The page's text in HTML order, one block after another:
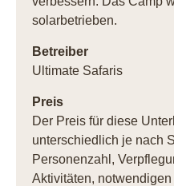
solarbetrieben.
Betreiber
Ultimate Safaris
Preis
Der Preis für diese
unterschiedlich je nach
Personenzahl,
Aktivitäten,